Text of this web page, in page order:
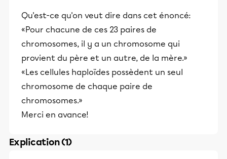
Qu'est-ce qu'on veut dire dans cet énoncé:
«Pour chacune de ces 23 paires de
chromosomes, il y a un chromosome qui
provient du père et un autre, de la mère.»
«Les cellules haploïdes possèdent un seul
chromosome de chaque paire de
chromosomes.»
Merci en avance!
Explication (1)